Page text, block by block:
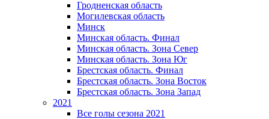
Гродненская область
Могилевская область
Минск
Mинская область. Финал
Минская область. Зона Север
Минская область. Зона Юг
Брестская область. Финал
Брестская область. Зона Восток
Брестская область. Зона Запад
2021
Все голы сезона 2021